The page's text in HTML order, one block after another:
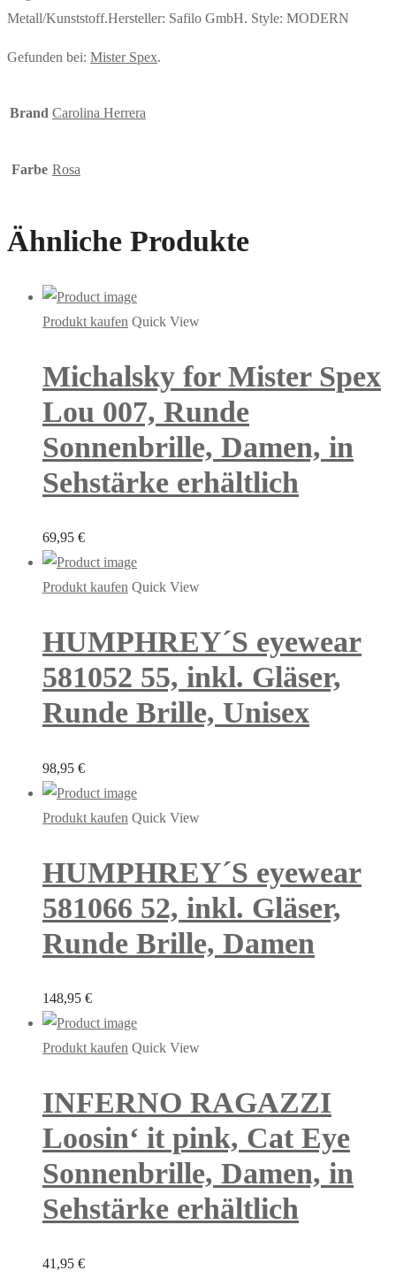
Metall/Kunststoff.Hersteller: Safilo GmbH. Style: MODERN
Gefunden bei: Mister Spex.
Brand Carolina Herrera
Farbe Rosa
Ähnliche Produkte
Produkt kaufen Quick View
Michalsky for Mister Spex
Lou 007, Runde
Sonnenbrille, Damen, in
Sehstärke erhältlich
69,95 €
Produkt kaufen Quick View
HUMPHREY´S eyewear
581052 55, inkl. Gläser,
Runde Brille, Unisex
98,95 €
Produkt kaufen Quick View
HUMPHREY´S eyewear
581066 52, inkl. Gläser,
Runde Brille, Damen
148,95 €
Produkt kaufen Quick View
INFERNO RAGAZZI
Loosin‘ it pink, Cat Eye
Sonnenbrille, Damen, in
Sehstärke erhältlich
41,95 €